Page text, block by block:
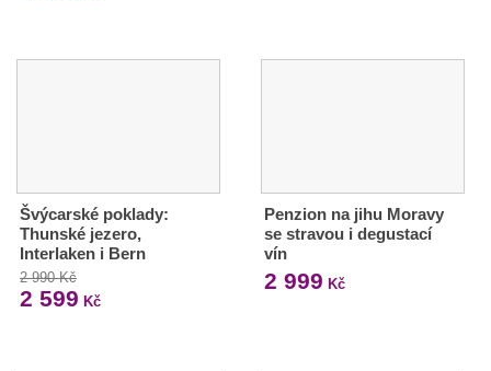
Švýcarské poklady:
Thunské jezero,
Interlaken i Bern
2 990 Kč
2 599 Kč
Penzion na jihu Moravy
se stravou i degustací
vín
2 999 Kč